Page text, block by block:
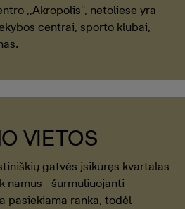
,,Akropolis'', netoliese yra
centrai, sporto klubai,
VIETOS
gatvės įsikūręs kvartalas
namus - šurmuliuojanti
pasiekiama ranka, todėl